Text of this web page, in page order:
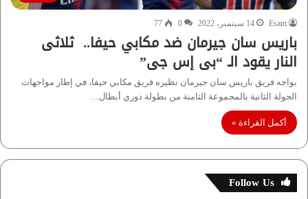
Esam 14 سبتمبر، 2022 0
77
باريس سان جيرمان ضد مكابي حيفا.. ثلاثى
النار يقود الـ “بى إس جى”
يواجه فريق باريس سان جيرمان نظيره فريق مكابي حيفا، في إطار مواجهات
الجولة الثانية بالمجموعة الثامنة من بطولة دوري أبطال…
أكمل القراءة »
Follow Us